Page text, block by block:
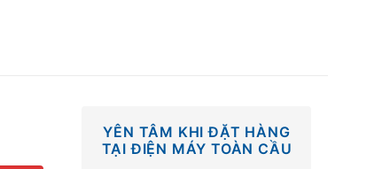
YÊN TÂM KHI ĐẶT HÀNG
TẠI ĐIỆN MÁY TOÀN CẦU